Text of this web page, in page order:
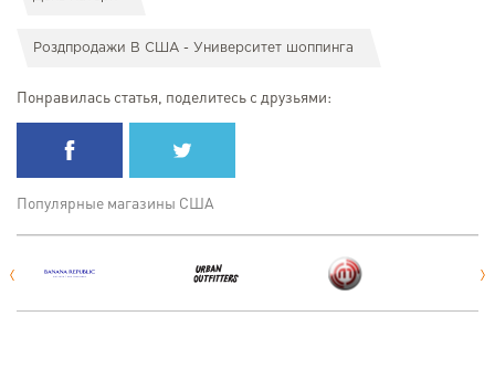
Роздпродажи В США - Университет шоппинга
Понравилась статья, поделитесь с друзьями:
Популярные магазины США